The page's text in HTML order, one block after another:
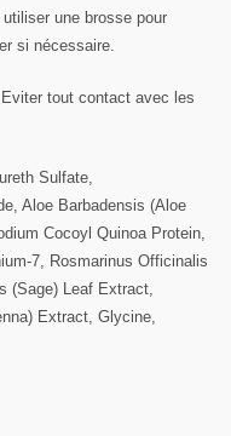
une brosse pour
si nécessaire.
tout contact avec les
Sulfate,
Aloe Barbadensis (Aloe
Cocoyl Quinoa Protein,
7, Rosmarinus Officinalis
(Sage) Leaf Extract,
Extract, Glycine,